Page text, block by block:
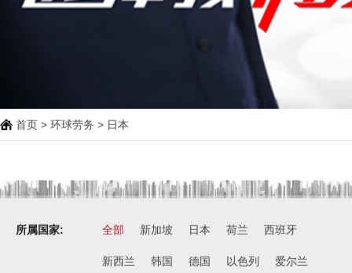
首页 > 环球劳务 > 日本
所属国家: 全部 新加坡 日本 荷兰 西班牙
新西兰 韩国 德国 以色列 爱尔兰